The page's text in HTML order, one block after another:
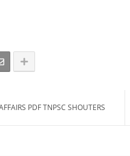
PDF TNPSC SHOUTERS